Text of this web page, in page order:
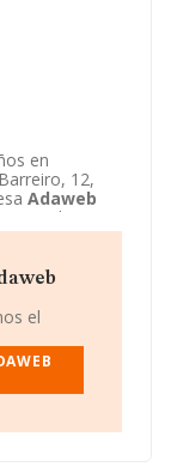
en
12,
Adaweb
de
como
el